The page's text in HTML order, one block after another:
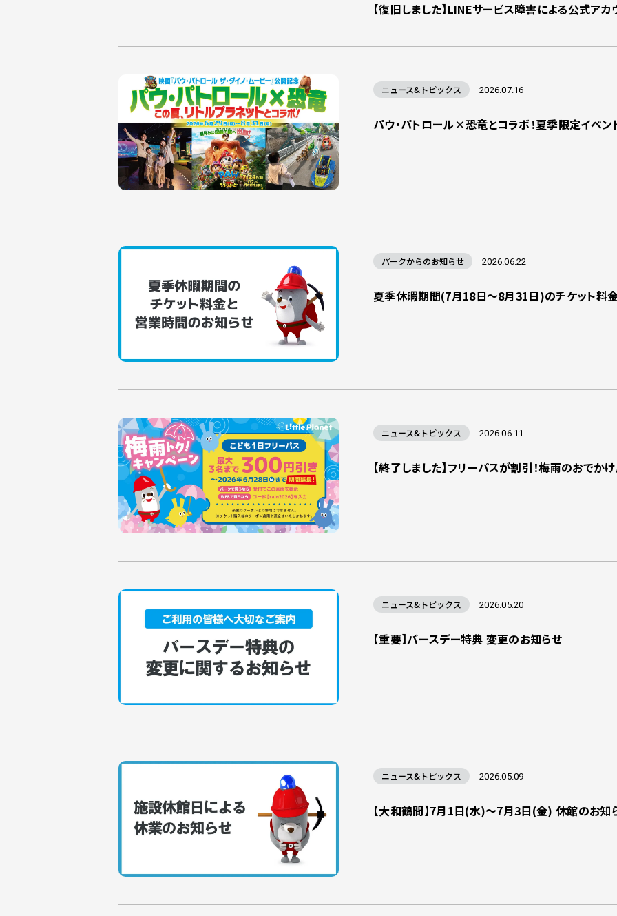
【復旧しました】LINEサービス障害による公式ア
ニュース&トピックス 2026.07.16
パウ・パトロール×恐竜とコラボ！夏季限定イベン
パークからのお知らせ 2026.06.22
夏季休暇期間(7月18日～8月31日)のチケット料
ニュース&トピックス 2026.06.11
【終了しました】フリーパスが割引！梅雨のおで
ニュース&トピックス 2026.05.20
【重要】バースデー特典 変更のお知らせ
ニュース&トピックス 2026.05.09
【大和鶴間】7月1日(水)～7月3日(金) 休館のお知